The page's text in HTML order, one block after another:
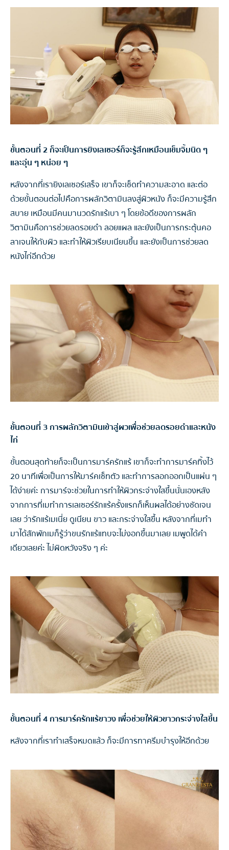
ขั้นตอนที่ 2 ก็จะเป็นการยิงเลเซอร์ก็จะรู้สึกเหมือนเข็มจิ้มนิด ๆ
และอุ่น ๆ หน่อย ๆ
หลังจากที่เรายิงเลเซอร์เสร็จ เขาก็จะเช็ดทำความสะอาด และต่อ
ด้วยขั้นตอนต่อไปคือการผลักวิตามินลงสู่ผิวหนัง ก็จะมีความรู้สึก
สบาย เหมือนมีคนมานวดรักแร้เบา ๆ โดยข้อดีของการผลัก
วิตามินคือการช่วยลดรอยดำ ลอยแผล และยังเป็นการกระตุ้นคอ
ลาเจนให้กับผิว และทำให้ผิวเรียบเนียนขึ้น และยังเป็นการช่วยลด
หนังไก่อีกด้วย
ขั้นตอนที่ 3 การผลักวิตามินเข้าสู่ผวเพื่อช่วยลดรอยดำและหนัง
ไก่
ขั้นตอนสุดท้ายก็จะเป็นการมาร์ครักแร้ เขาก็จะทำการมาร์คทิ้งไว้
20 นาทีเพื่อเป็นการให้มาร์คเซ็ทตัว และทำการลอกออกเป็นแผ่น ๆ
ได้ง่ายค่ะ การมาร์จะช่วยในการทำให้ผิวกระจ่างใสขึ้นนั่นเองหลัง
จากการที่เมทำการเลเซอร์รักแร้ครั้งแรกก็เห็นผลได้อย่างชัดเจน
เลย ว่ารักแร้เมเนี่ย ดูเนียน ขาว และกระจ่างใสขึ้น หลังจากที่เมทำ
มาได้สักพักเมก็รู้ว่าขนรักแร้แทบจะไม่งอกขึ้นมาเลย เมพูดได้คำ
เดียวเลยค่ะ ไม่ผิดหวังจริง ๆ ค่ะ
ขั้นตอนที่ 4 การมาร์ครักแร้ขาวง เพื่อช่วยให้ผิวขาวกระจ่างใสขึ้น
หลังจากที่เราทำเสร็จหมดแล้ว ก็จะมีการทาครีมบำรุงให้อีกด้วย